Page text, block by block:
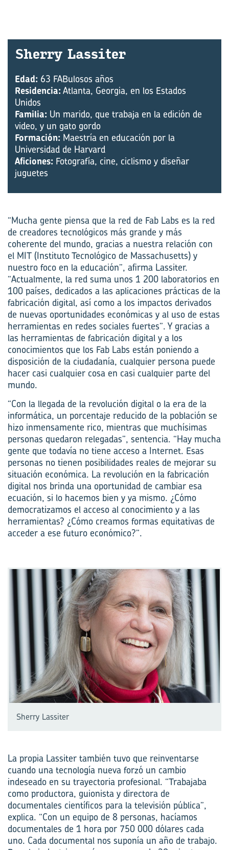
Sherry Las­si­ter
Edad: 63 FABulosos años
Residencia:Atlanta, Georgia, en los Estados
Unidos
Familia: Un marido, que trabaja en la edición de
video, y un gato gordo
Formación: Maestría en educación por la
Universidad de Harvard
Aficiones: Fotografía, cine, ciclismo y diseñar
juguetes
“Mucha gente piensa que la red de Fab Labs es la red
de creadores tecnológicos más grande y más
coherente del mundo, gracias a nuestra relación con
el MIT (Instituto Tecnológico de Massachusetts) y
nuestro foco en la educación”, afirma Lassiter.
“Actualmente, la red suma unos 1 200 laboratorios en
100 países, dedicados a las aplicaciones prácticas de la
fabricación digital, así como a los impactos derivados
de nuevas oportunidades económicas y al uso de estas
herramientas en redes sociales fuertes”. Y gracias a
las herramientas de fabricación digital y a los
conocimientos que los Fab Labs están poniendo a
disposición de la ciudadanía, cualquier persona puede
hacer casi cualquier cosa en casi cualquier parte del
mundo.
“Con la llegada de la revolución digital o la era de la
informática, un porcentaje reducido de la población se
hizo inmensamente rico, mientras que muchísimas
personas quedaron relegadas”, sentencia. “Hay mucha
gente que todavía no tiene acceso a Internet. Esas
personas no tienen posibilidades reales de mejorar su
situación económica. La revolución en la fabricación
digital nos brinda una oportunidad de cambiar esa
ecuación, si lo hacemos bien y ya mismo. ¿Cómo
democratizamos el acceso al conocimiento y a las
herramientas? ¿Cómo creamos formas equitativas de
acceder a ese futuro económico?”.
Sherry Lassiter
La propia Lassiter también tuvo que reinventarse
cuando una tecnología nueva forzó un cambio
indeseado en su trayectoria profesional. “Trabajaba
como productora, guionista y directora de
documentales científicos para la televisión pública”,
explica. “Con un equipo de 8 personas, hacíamos
documentales de 1 hora por 750 000 dólares cada
uno. Cada documental nos suponía un año de trabajo.